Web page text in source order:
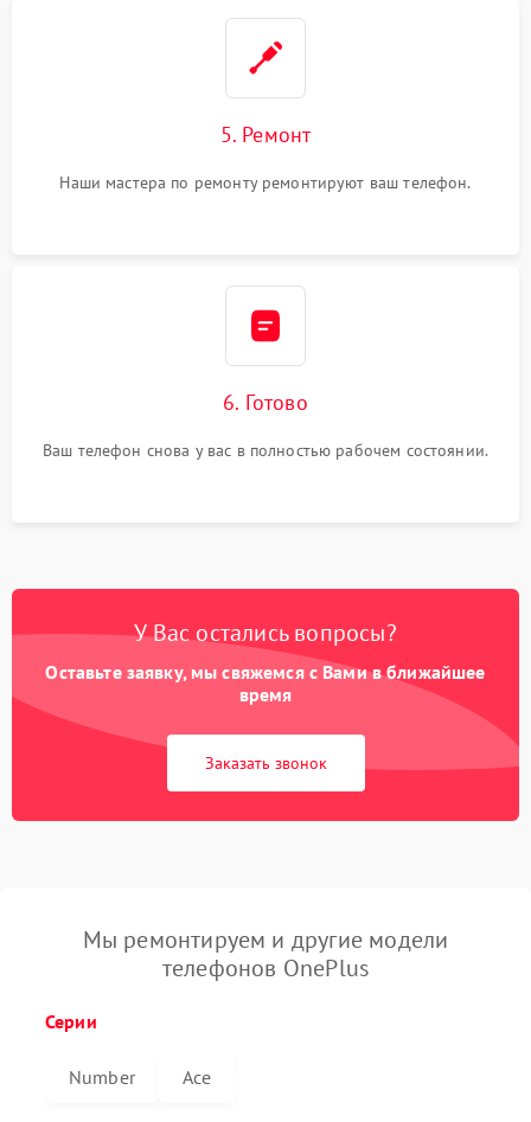
5. Ремонт
Наши мастера по ремонту ремонтируют ваш телефон.
6. Готово
Ваш телефон снова у вас в полностью рабочем состоянии.
У Вас остались вопросы?
Оставьте заявку, мы свяжемся с Вами в ближайшее
время
Заказать звонок
Мы ремонтируем и другие модели
телефонов OnePlus
Серии
Number Ace